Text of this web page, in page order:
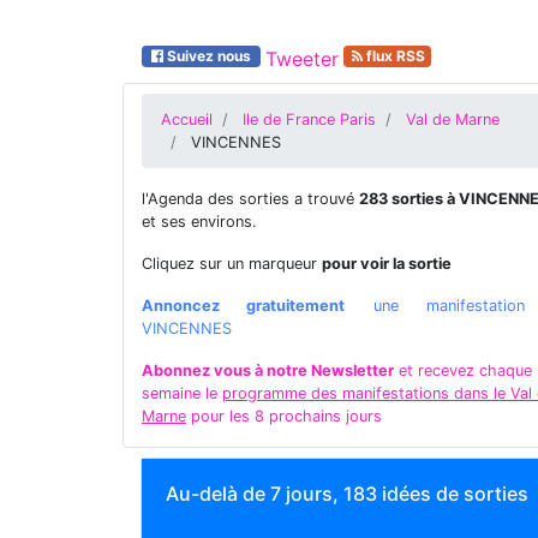
Suivez nous Tweeter flux RSS
Accueil Ile de France Paris
Val de Marne
VINCENNES
l'Agenda des sorties a trouvé 283 sorties à
et ses environs.
Cliquez sur un marqueur pour voir la sortie
Annoncez gratuitement une
VINCENNES
Abonnez vous à notre Newsletter et recevez chaque
semaine le programme des manifestations dans le Val
Marne pour les 8 prochains jours
Au-delà de 7 jours, 183 idées de sorties